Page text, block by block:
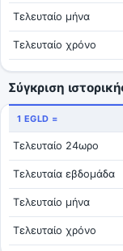
Τελευταίο μήνα
Τελευταίο χρόνο
Σύγκριση
1 EGLD =
Τελευταίο 24ωρο
Τελευταία εβδομάδα
Τελευταίο μήνα
Τελευταίο χρόνο